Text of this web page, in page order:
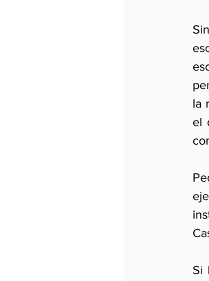
la
el
Si